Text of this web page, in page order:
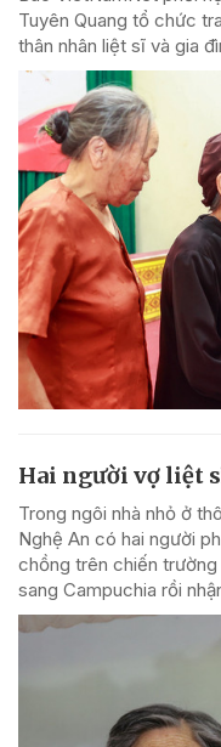
Tuyên Quang tổ chức
thân nhân liệt sĩ và gia
Hai người vợ liệt
Trong ngôi nhà nhỏ ở
Nghệ An có hai người
chồng trên chiến
sang Campuchia rồi